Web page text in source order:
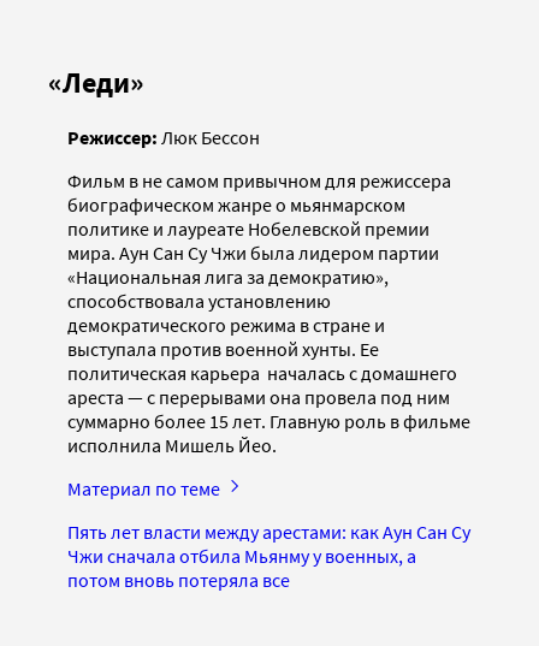
«Леди»
Режиссер: Люк Бессон
Фильм в не самом привычном для режиссера
биографическом жанре о мьянмарском
политике и лауреате Нобелевской премии
мира. Аун Сан Су Чжи была лидером партии
«Национальная лига за демократию»,
способствовала установлению
демократического режима в стране и
выступала против военной хунты. Ее
политическая карьера началась с домашнего
ареста — с перерывами она провела под ним
суммарно более 15 лет. Главную роль в фильме
исполнила Мишель Йео.
Материал по теме
Пять лет власти между арестами: как Аун Сан Су
Чжи сначала отбила Мьянму у военных, а
потом вновь потеряла все